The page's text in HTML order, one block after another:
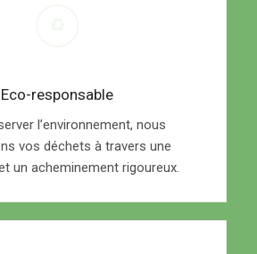
Eco-responsable
l’environnement, nous
vos déchets à travers une
un acheminement rigoureux.